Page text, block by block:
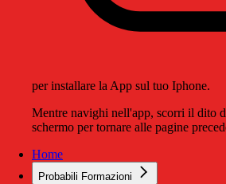
per installare la App sul tuo Iphone.
Mentre navighi nell'app, scorri il dito
schermo per tornare alle pagine
Home
Probabili Formazioni